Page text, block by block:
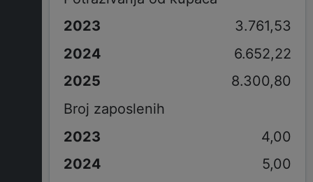
3.761,53
6.652,22
8.300,80
Broj zaposlenih
4,00
5,00